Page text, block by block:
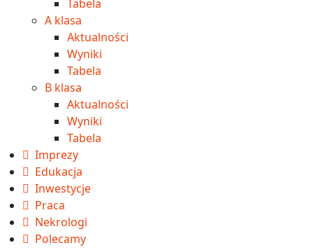
Tabela
A klasa
Aktualności
Wyniki
Tabela
B klasa
Aktualności
Wyniki
Tabela
Imprezy
Edukacja
Inwestycje
Praca
Nekrologi
Polecamy